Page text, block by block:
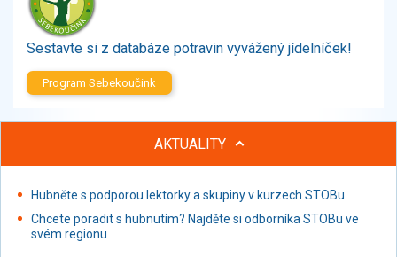
Sestavte si z databáze potravin vyvážený jídelníček!
Program Sebekoučink
AKTUALITY
Hubněte s podporou lektorky a skupiny v kurzech STOBu
Chcete poradit s hubnutím? Najděte si odborníka STOBu ve
svém regionu